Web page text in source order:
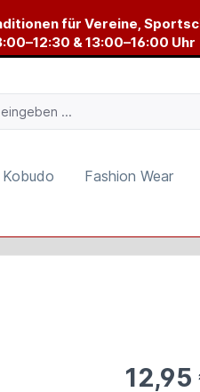
für Vereine,
& 13:00–16:00 Uhr
Kobudo Fashion Wear